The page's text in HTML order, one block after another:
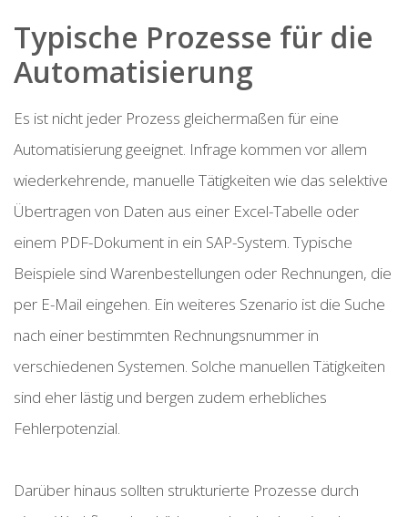
Typische Prozesse für die
Automatisierung
Es ist nicht jeder Prozess gleichermaßen für eine
Automatisierung geeignet. Infrage kommen vor allem
wiederkehrende, manuelle Tätigkeiten wie das selektive
Übertragen von Daten aus einer Excel-Tabelle oder
einem PDF-Dokument in ein SAP-System. Typische
Beispiele sind Warenbestellungen oder Rechnungen, die
per E-Mail eingehen. Ein weiteres Szenario ist die Suche
nach einer bestimmten Rechnungsnummer in
verschiedenen Systemen. Solche manuellen Tätigkeiten
sind eher lästig und bergen zudem erhebliches
Fehlerpotenzial.
Darüber hinaus sollten strukturierte Prozesse durch